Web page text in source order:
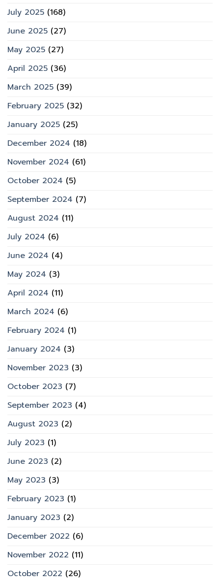
July 2025 (168)
June 2025 (27)
May 2025 (27)
April 2025 (36)
March 2025 (39)
February 2025 (32)
January 2025 (25)
December 2024 (18)
November 2024 (61)
October 2024 (5)
September 2024 (7)
August 2024 (11)
July 2024 (6)
June 2024 (4)
May 2024 (3)
April 2024 (11)
March 2024 (6)
February 2024 (1)
January 2024 (3)
November 2023 (3)
October 2023 (7)
September 2023 (4)
August 2023 (2)
July 2023 (1)
June 2023 (2)
May 2023 (3)
February 2023 (1)
January 2023 (2)
December 2022 (6)
November 2022 (11)
October 2022 (26)